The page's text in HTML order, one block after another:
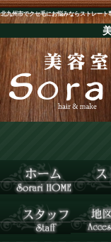
北九州市でクセ毛にお悩みならストレート